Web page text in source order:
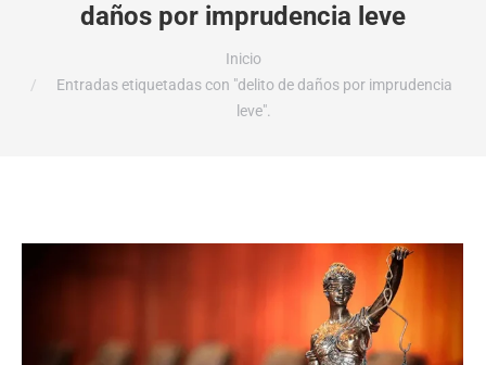
daños por imprudencia leve
Inicio
Entradas etiquetadas con "delito de daños por imprudencia
leve".